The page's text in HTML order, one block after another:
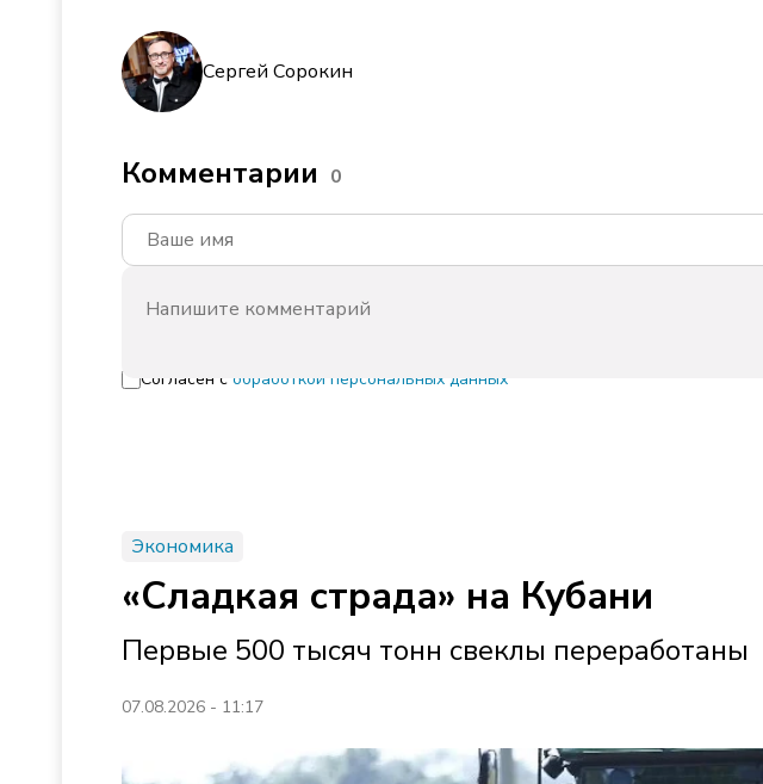
Сергей Сорокин
Комментарии 0
Согласен с обработкой персональных данных
Экономика
«Сладкая страда» на Кубани
Первые 500 тысяч тонн свеклы переработаны
07.08.2026 - 11:17